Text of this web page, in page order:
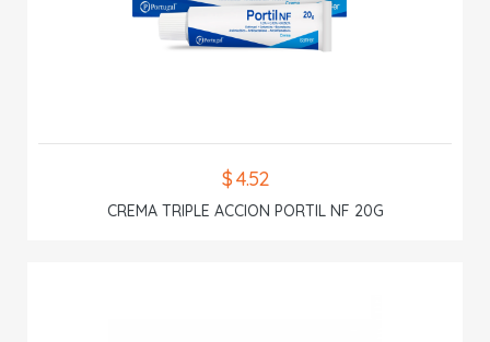
$ 4.52
CREMA TRIPLE ACCION PORTIL NF 20G